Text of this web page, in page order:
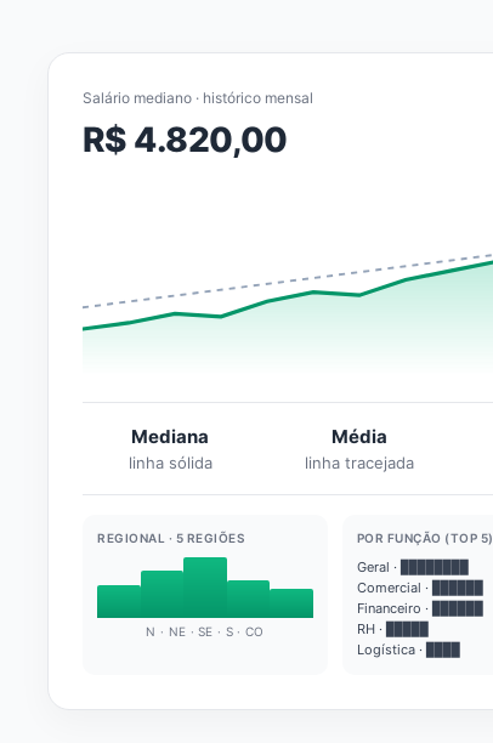
Salário mediano · histórico mensal
R$ 4.820,00
Mediana
linha sólida
Média
linha tracejada
REGIONAL · 5 REGIÕES
N · NE · SE · S · CO
POR FUNÇÃO (TOP 5)
Geral · ████████
Comercial · ██████
Financeiro · ██████
RH · █████
Logística · ████